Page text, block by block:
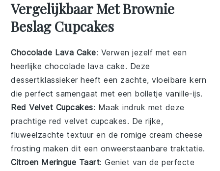
Vergelijkbaar Met Brownie
Beslag Cupcakes
Chocolade Lava Cake: Verwen jezelf met een
heerlijkechocolade lava cake. Deze
dessertklassieker heeft een zachte, vloeibare kern
die perfect samengaat met een bolletje vanille-ijs.
Red Velvet Cupcakes: Maak indruk met deze
prachtigered velvet cupcakes. De rijke,
fluweelzachte textuur en de romige cream cheese
frosting maken dit een onweerstaanbare traktatie.
Citroen Meringue Taart: Geniet van de perfecte